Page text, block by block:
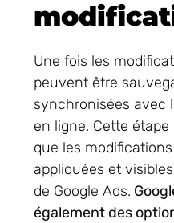
Une fois les
peuvent être
synchronisées avec
en ligne. Cette étape
que les
appliquées et
de Google Ads.
également des